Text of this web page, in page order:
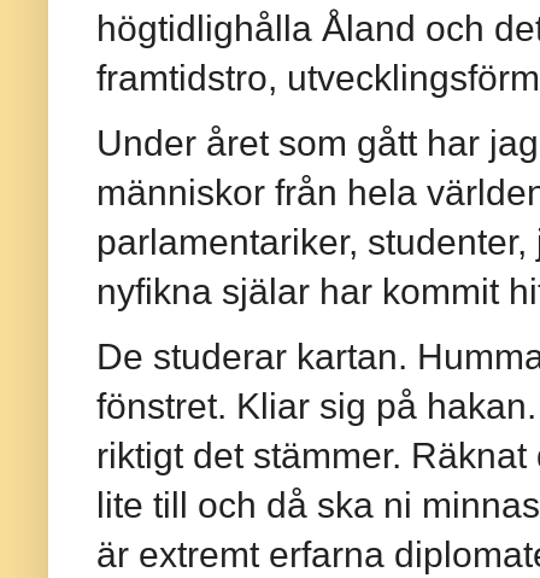
högtidlighålla Åland och
framtidstro,
Under året som gått har
människor från hela
parlamentariker,
nyfikna själar har kommit
De studerar kartan.
fönstret. Kliar sig på
riktigt det stämmer.
lite till och då ska ni
är extremt erfarna